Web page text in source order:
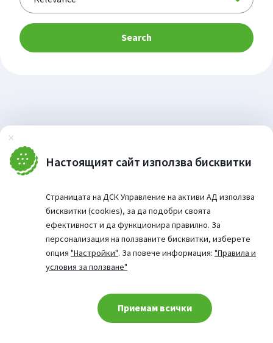
Затвори
Настоящият сайт използва бисквитки
Страницата на ДСК Управление на активи АД използва
бисквитки (cookies), за да подобри своята
ефективност и да функционира правилно. За
персонализация на ползваните бисквитки, изберете
опция "Настройки". За повече информация: "Правила и
условия за ползване"
Приемам всички
Search
© 2026 Website from:
Cookie consent change